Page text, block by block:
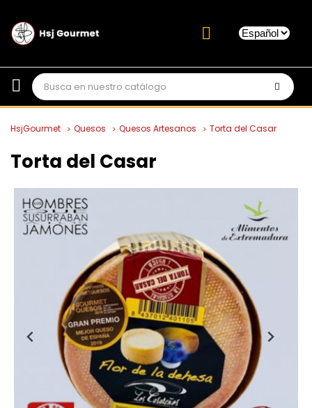
HsjGourmet Quesos Quesos Artesanos Torta del Casar
Torta del Casar